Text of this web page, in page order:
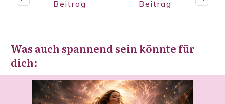
Beitrag
Beitrag
Was auch spannend sein könnte für
dich: